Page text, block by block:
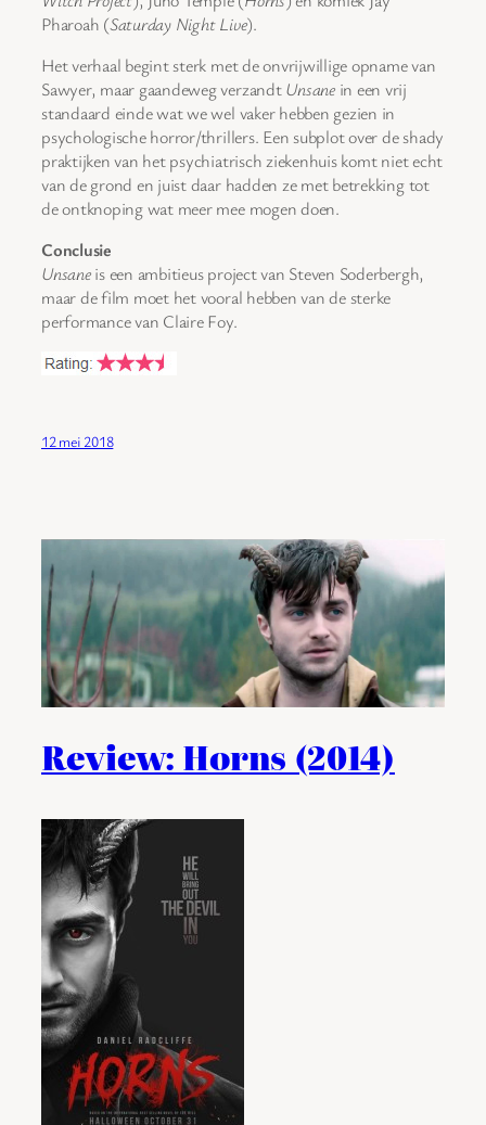
Pharoah (Saturday Night Live).
Het verhaal begint sterk met de onvrijwillige opname van
Sawyer, maar gaandeweg verzandtUnsanein een vrij
standaard einde wat we wel vaker hebben gezien in
psychologische horror/thrillers. Een subplot over de shady
praktijken van het psychiatrisch ziekenhuis komt niet echt
van de grond en juist daar hadden ze met betrekking tot
de ontknoping wat meer mee mogen doen.
Conclusie
Unsaneis een ambitieus project van Steven Soderbergh,
maar de film moet het vooral hebben van de sterke
performance van Claire Foy.
12 mei 2018
Review: Horns (2014)